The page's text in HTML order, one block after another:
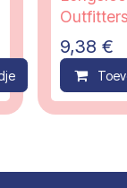
Compare
9,38 €